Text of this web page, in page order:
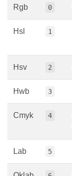
Rgb 0
Hsl 1
Hsv 2
Hwb 3
Cmyk 4
Lab 5